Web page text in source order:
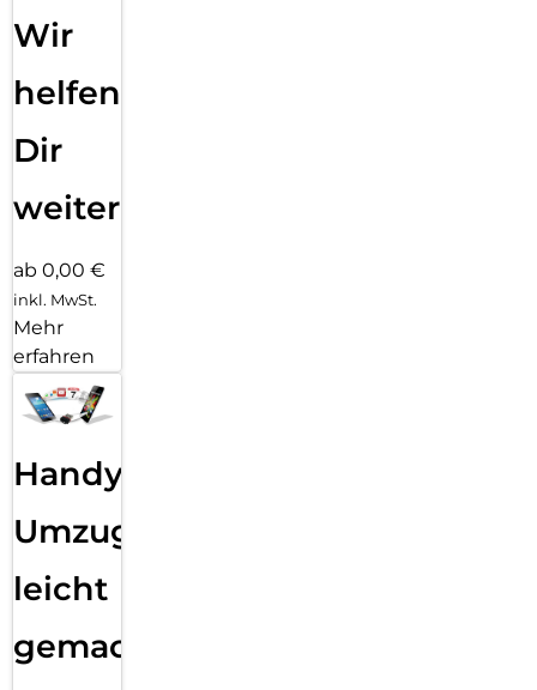
Wir
helfen
Dir
weiter
ab 0,00 €
inkl. MwSt.
Mehr
erfahren
Handy
Umzug
leicht
gemacht!